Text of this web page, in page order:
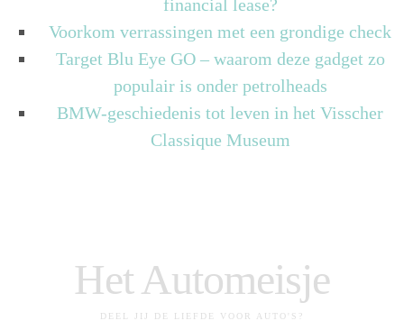
financial lease?
Voorkom verrassingen met een grondige check
Target Blu Eye GO – waarom deze gadget zo
populair is onder petrolheads
BMW-geschiedenis tot leven in het Visscher
Classique Museum
Het Automeisje
DEEL JIJ DE LIEFDE VOOR AUTO'S?